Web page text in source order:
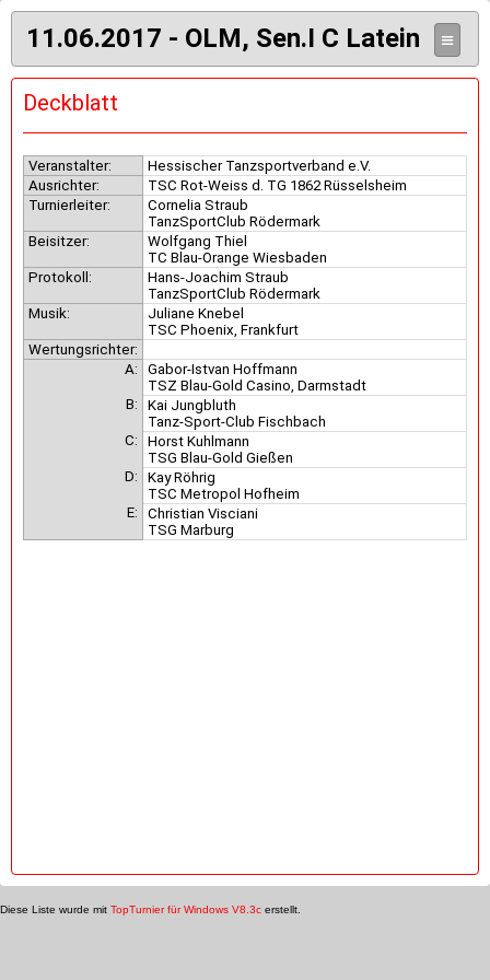
11.06.2017 - OLM, Sen.I C Latein ≡
Deckblatt
Veranstalter:
Hessischer Tanzsportverband e.V.
Ausrichter:
TSC Rot-Weiss d. TG 1862 Rüsselsheim
Turnierleiter:
Cornelia Straub
TanzSportClub Rödermark
Beisitzer:
Wolfgang Thiel
TC Blau-Orange Wiesbaden
Protokoll:
Hans-Joachim Straub
TanzSportClub Rödermark
Musik:
Juliane Knebel
TSC Phoenix, Frankfurt
Wertungsrichter:
A:
Gabor-Istvan Hoffmann
TSZ Blau-Gold Casino, Darmstadt
B:
Kai Jungbluth
Tanz-Sport-Club Fischbach
C:
Horst Kuhlmann
TSG Blau-Gold Gießen
D:
Kay Röhrig
TSC Metropol Hofheim
E:
Christian Visciani
TSG Marburg
Diese Liste wurde mit TopTurnier für Windows V8.3c erstellt.